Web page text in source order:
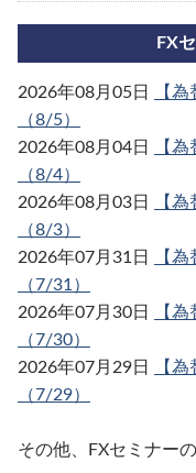
FX
2026年08月05日
【
（8/5）
2026年08月04日
【
（8/4）
2026年08月03日
【
（8/3）
2026年07月31日
【
（7/31）
2026年07月30日
【
（7/30）
2026年07月29日
【
（7/29）
その他、FXセミナー